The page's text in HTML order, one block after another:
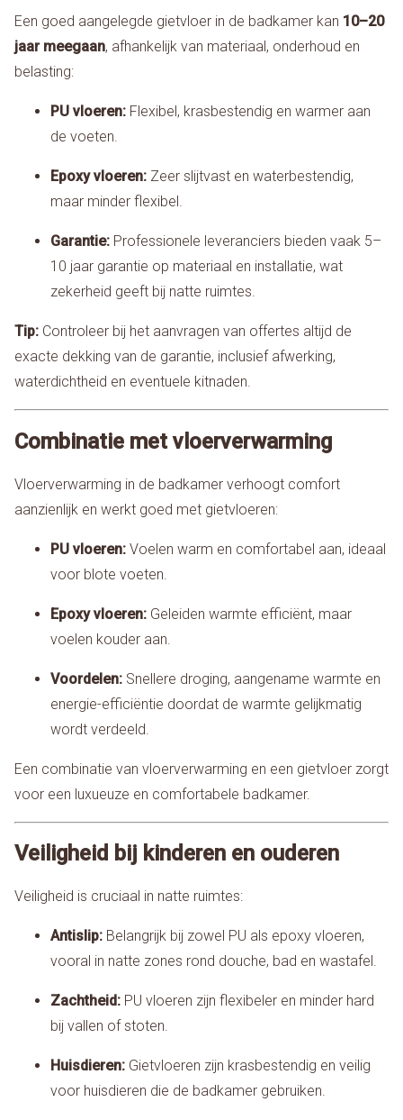
Een goed aangelegde gietvloer in de badkamer kan 10–20
jaar meegaan, afhankelijk van materiaal, onderhoud en
belasting:
PU vloeren:Flexibel, krasbestendig en warmer aan
de voeten.
Epoxy vloeren:Zeer slijtvast en waterbestendig,
maar minder flexibel.
Garantie:Professionele leveranciers bieden vaak 5–
10 jaar garantie op materiaal en installatie, wat
zekerheid geeft bij natte ruimtes.
Tip:Controleer bij het aanvragen van offertes altijd de
exacte dekking van de garantie, inclusief afwerking,
waterdichtheid en eventuele kitnaden.
Combinatie met vloerverwarming
Vloerverwarming in de badkamer verhoogt comfort
aanzienlijk en werkt goed met gietvloeren:
PU vloeren:Voelen warm en comfortabel aan, ideaal
voor blote voeten.
Epoxy vloeren:Geleiden warmte efficiënt, maar
voelen kouder aan.
Voordelen:Snellere droging, aangename warmte en
energie-efficiëntie doordat de warmte gelijkmatig
wordt verdeeld.
Een combinatie van vloerverwarming en een gietvloer zorgt
voor een luxueuze en comfortabele badkamer.
Veiligheid bij kinderen en ouderen
Veiligheid is cruciaal in natte ruimtes:
Antislip:Belangrijk bij zowel PU als epoxy vloeren,
vooral in natte zones rond douche, bad en wastafel.
Zachtheid:PU vloeren zijn flexibeler en minder hard
bij vallen of stoten.
Huisdieren:Gietvloeren zijn krasbestendig en veilig
voor huisdieren die de badkamer gebruiken.